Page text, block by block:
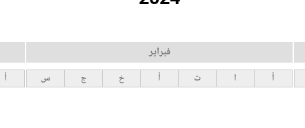
فبراير
أ ا ث أ خ ج س أ